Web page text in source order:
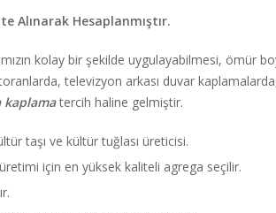
Alınarak Hesaplanmıştır.
kolay bir şekilde uygulayabilmesi, ömür
televizyon arkası duvar
kaplamatercih haline gelmiştir.
taşı ve kültür tuğlası üreticisi.
için en yüksek kaliteli agrega seçilir.